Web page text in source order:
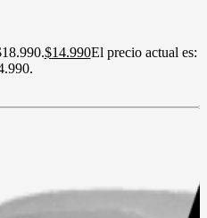
$14.990El precio actual es: